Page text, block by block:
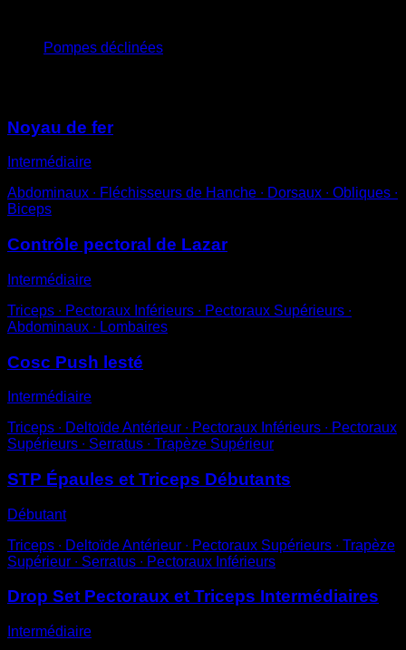
Pompes déclinées
Noyau de fer
Intermédiaire
Abdominaux ∙ Fléchisseurs de Hanche ∙ Dorsaux ∙ Obliques ∙
Biceps
Contrôle pectoral de Lazar
Intermédiaire
Triceps ∙ Pectoraux Inférieurs ∙ Pectoraux Supérieurs ∙
Abdominaux ∙ Lombaires
Cosc Push lesté
Intermédiaire
Triceps ∙ Deltoïde Antérieur ∙ Pectoraux Inférieurs ∙ Pectoraux
Supérieurs ∙ Serratus ∙ Trapèze Supérieur
STP Épaules et Triceps Débutants
Débutant
Triceps ∙ Deltoïde Antérieur ∙ Pectoraux Supérieurs ∙ Trapèze
Supérieur ∙ Serratus ∙ Pectoraux Inférieurs
Drop Set Pectoraux et Triceps Intermédiaires
Intermédiaire